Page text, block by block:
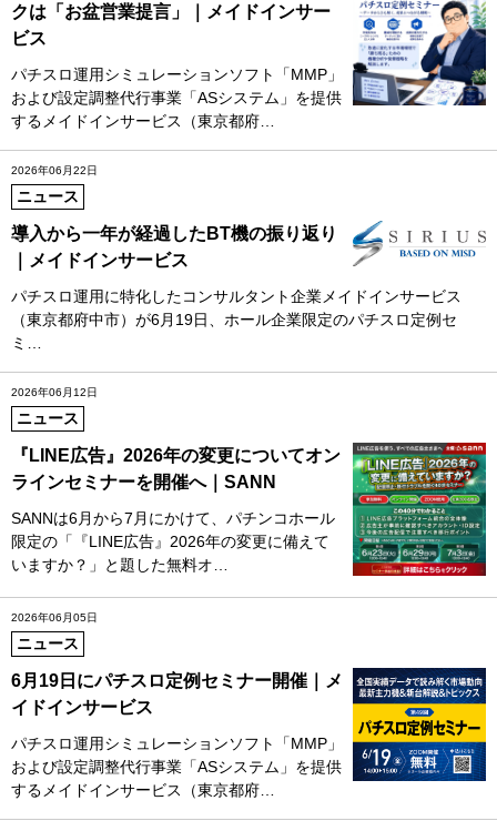
クは「お盆営業提言」｜メイドインサー
ビス
パチスロ運用シミュレーションソフト「MMP」
および設定調整代行事業「ASシステム」を提供
するメイドインサービス（東京都府…
2026年06月22日
ニュース
導入から一年が経過したBT機の振り返り
｜メイドインサービス
パチスロ運用に特化したコンサルタント企業メイドインサービス
（東京都府中市）が6月19日、ホール企業限定のパチスロ定例セ
ミ…
2026年06月12日
ニュース
『LINE広告』2026年の変更についてオン
ラインセミナーを開催へ｜SANN
SANNは6月から7月にかけて、パチンコホール
限定の「『LINE広告』2026年の変更に備えて
いますか？」と題した無料オ…
2026年06月05日
ニュース
6月19日にパチスロ定例セミナー開催｜メ
イドインサービス
パチスロ運用シミュレーションソフト「MMP」
および設定調整代行事業「ASシステム」を提供
するメイドインサービス（東京都府…